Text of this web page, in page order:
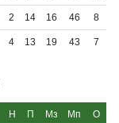
2 14 16 46 8
4 13 19 43 7
Н П Мз Мп О